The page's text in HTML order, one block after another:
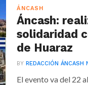
ÁNCASH
Áncash:
solidaridad
de Huaraz
BYREDACCIÓN ÁNCASH
El evento va del 22